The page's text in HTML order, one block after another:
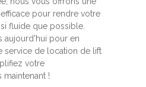
pour rendre votre
fluide que possible.
aujourd'hui pour en
service de location de lift
votre
!